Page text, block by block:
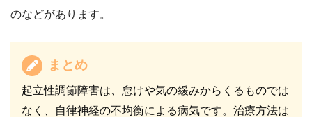
のなどがあります。
まとめ
起立性調節障害は、怠けや気の緩みからくるものでは
なく、自律神経の不均衡による病気です。治療方法は